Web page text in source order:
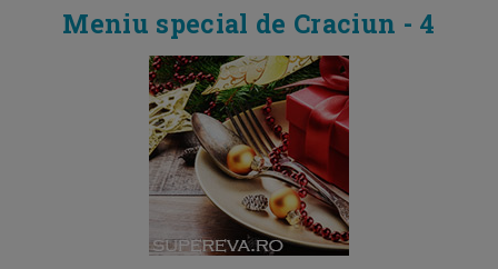
Meniu special de Craciun - 4